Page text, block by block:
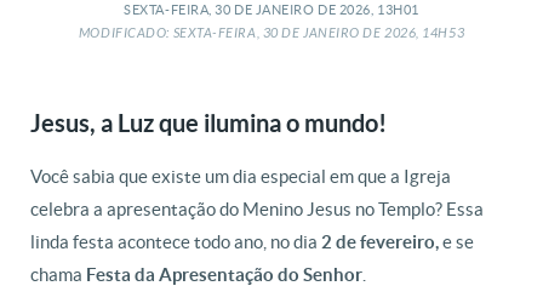
SEXTA-FEIRA, 30 DE JANEIRO DE 2026, 13H01
MODIFICADO: SEXTA-FEIRA, 30 DE JANEIRO DE2026, 14H53
Jesus, a Luz que ilumina o mundo!
Você sabia que existe um dia especial em que a Igreja
celebra a apresentação do Menino Jesus no Templo? Essa
linda festa acontece todo ano, no dia 2 de fevereiro,e se
chama Festa da Apresentação do Senhor